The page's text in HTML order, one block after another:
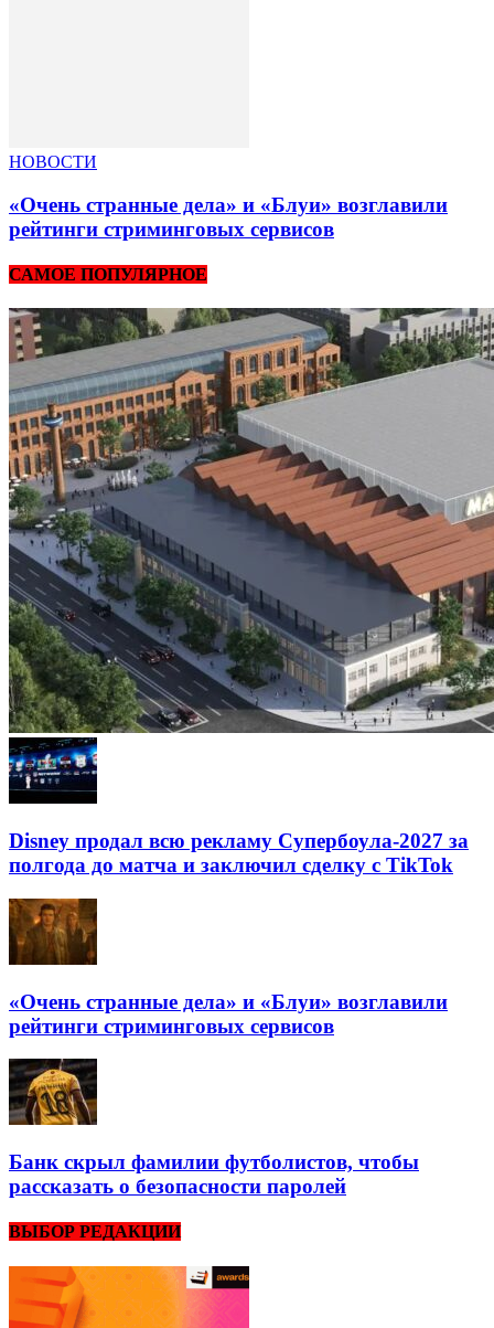
НОВОСТИ
«Очень странные дела» и «Блуи» возглавили
рейтинги стриминговых сервисов
САМОЕ ПОПУЛЯРНОЕ
Disney продал всю рекламу Супербоула-2027 за
полгода до матча и заключил сделку с TikTok
«Очень странные дела» и «Блуи» возглавили
рейтинги стриминговых сервисов
Банк скрыл фамилии футболистов, чтобы
рассказать о безопасности паролей
ВЫБОР РЕДАКЦИИ